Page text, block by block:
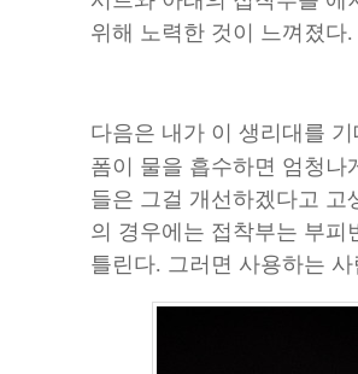
위해 노력한 것이 느껴졌다.
다음은 내가 이 생리대를
폼이 물을 흡수하면 엄청나
들은 그걸 개선하겠다고 고
의 경우에는 접착부는 부피
틀린다. 그러면 사용하는